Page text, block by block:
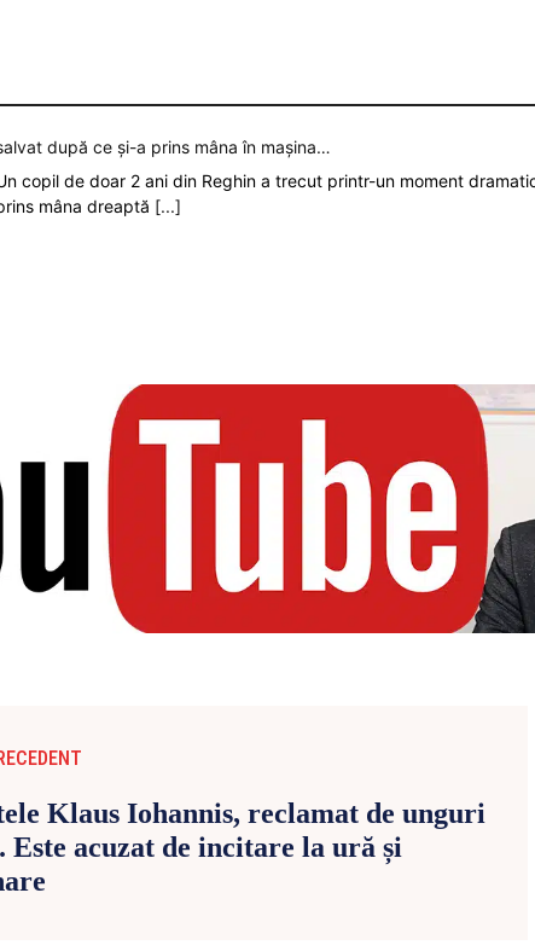
după ce și-a prins mâna în mașina…
copil de doar 2 ani din Reghin a trecut printr-un moment
mâna dreaptă [...]
Klaus Iohannis, reclamat de unguri
Este acuzat de incitare la ură și